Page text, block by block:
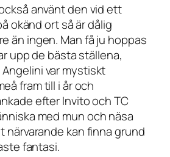
använt den vid ett
okänd ort så är dålig
än ingen. Man få ju hoppas
upp de bästa ställena,
var mystiskt
fram till i år och
efter Invito och TC
med mun och näsa
närvarande kan finna grund
fantasi.